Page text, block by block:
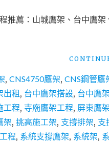
推薦：山城鷹架、台中鷹
, CNS4750鷹架, CNS鋼管鷹
出租, 台中鷹架搭設, 台中鷹
工程, 寺廟鷹架工程, 屏東鷹
架, 挑高施工架, 支撐排架, 支
程, 系統支撐鷹架, 系統架,